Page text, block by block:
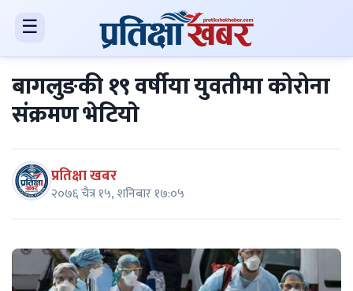
☰
बागलुङकी १९ वर्षीया युवतीमा कोरोना
संक्रमण भेटियाे
प्रतिक्षा खबर
२०७६ चैत्र १५, शनिबार १७:०५